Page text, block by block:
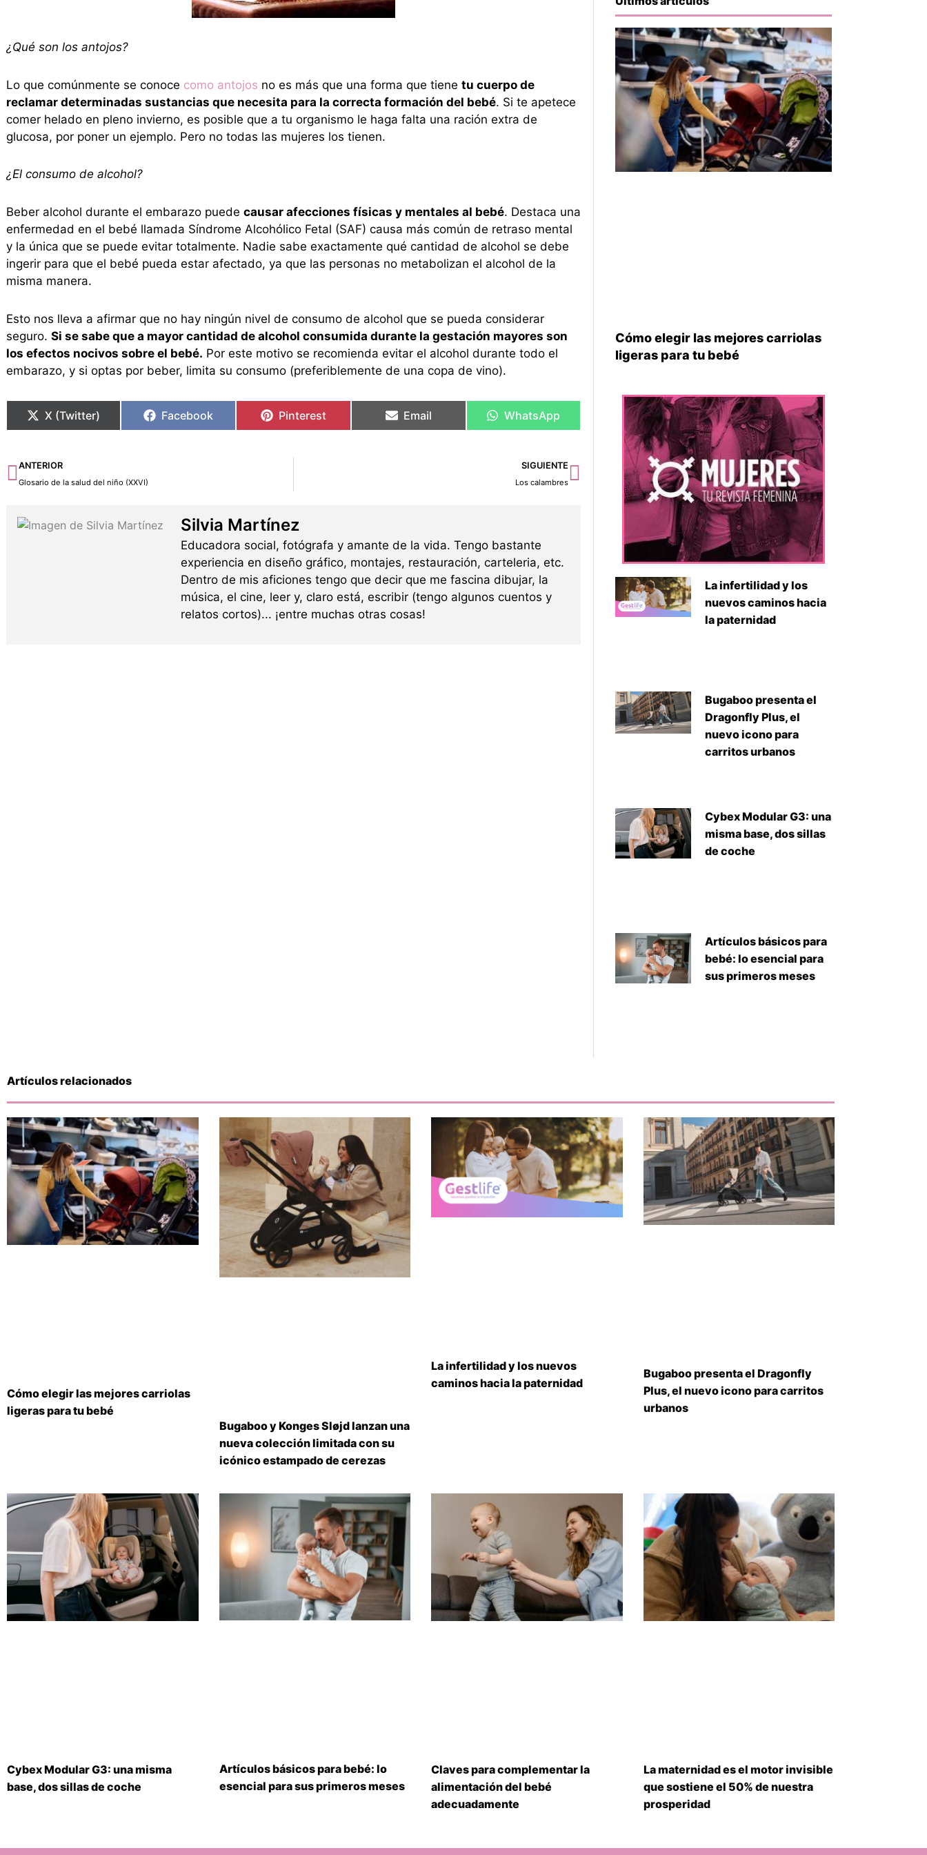
¿Qué son los antojos?
Lo que comúnmente se conoce como antojos no es más que una forma que tiene tu cuerpo de
reclamar determinadas sustancias que necesita para la correcta formación del bebé. Si te apetece
comer helado en pleno invierno, es posible que a tu organismo le haga falta una ración extra de
glucosa, por poner un ejemplo. Pero no todas las mujeres los tienen.
¿El consumo de alcohol?
Beber alcohol durante el embarazo puede causar afecciones físicas y mentales al bebé. Destaca una
enfermedad en el bebé llamada Síndrome Alcohólico Fetal (SAF) causa más común de retraso mental
y la única que se puede evitar totalmente. Nadie sabe exactamente qué cantidad de alcohol se debe
ingerir para que el bebé pueda estar afectado, ya que las personas no metabolizan el alcohol de la
misma manera.
Esto nos lleva a afirmar que no hay ningún nivel de consumo de alcohol que se pueda considerar
seguro. Si se sabe que a mayor cantidad de alcohol consumida durante la gestación mayores son
los efectos nocivos sobre el bebé. Por este motivo se recomienda evitar el alcohol durante todo el
embarazo, y si optas por beber, limita su consumo (preferiblemente de una copa de vino).
X (Twitter) Facebook Pinterest Email WhatsApp
Ant
ANTERIOR
Glosario de la salud del niño (XXVI)
SIGUIENTE
Los calambres
Siguiente
Silvia Martínez
Educadora social, fotógrafa y amante de la vida. Tengo bastante
experiencia en diseño gráfico, montajes, restauración, carteleria, etc.
Dentro de mis aficiones tengo que decir que me fascina dibujar, la
música, el cine, leer y, claro está, escribir (tengo algunos cuentos y
relatos cortos)... ¡entre muchas otras cosas!
Cómo elegir las mejores carriolas
ligeras para tu bebé
La infertilidad y los
nuevos caminos hacia
la paternidad
Bugaboo presenta el
Dragonfly Plus, el
nuevo icono para
carritos urbanos
Cybex Modular G3: una
misma base, dos sillas
de coche
Artículos básicos para
bebé: lo esencial para
sus primeros meses
Artículos relacionados
Cómo elegir las mejores carriolas
ligeras para tu bebé
Bugaboo y Konges Sløjd lanzan una
nueva colección limitada con su
icónico estampado de cerezas
La infertilidad y los nuevos
caminos hacia la paternidad
Bugaboo presenta el Dragonfly
Plus, el nuevo icono para carritos
urbanos
Cybex Modular G3: una misma
base, dos sillas de coche
Artículos básicos para bebé: lo
esencial para sus primeros meses
Claves para complementar la
alimentación del bebé
adecuadamente
La maternidad es el motor invisible
que sostiene el 50% de nuestra
prosperidad